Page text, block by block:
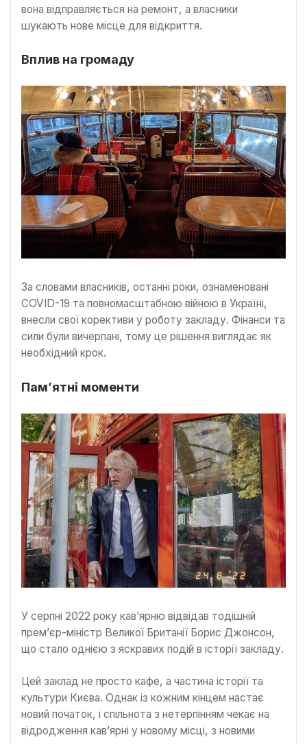
вона відправляється на ремонт, а власники
шукають нове місце для відкриття.
Вплив на громаду
За словами власників, останні роки, ознаменовані
COVID-19 та повномасштабною війною в Україні,
внесли свої корективи у роботу закладу. Фінанси та
сили були вичерпані, тому це рішення виглядає як
необхідний крок.
Пам’ятні моменти
У серпні 2022 року кав’ярню відвідав тодішній
прем’єр-міністр Великої Британії Борис Джонсон,
що стало однією з яскравих подій в історії закладу.
Цей заклад не просто кафе, а частина історії та
культури Києва. Однак із кожним кінцем настає
новий початок, і спільнота з нетерпінням чекає на
відродження кав’ярні у новому місці, з новими